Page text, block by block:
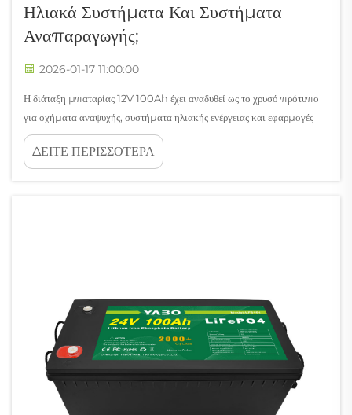
Ηλιακά Συστήματα Και Συστήματα
Αναπαραγωγής;
2026-01-17 11:00:00
Η διάταξη μπαταρίας 12V 100Ah έχει αναδυθεί ως το χρυσό πρότυπο
για οχήματα αναψυχής, συστήματα ηλιακής ενέργειας και εφαρμογές
αναχώρησης σε διάφορους τομείς. Ο συγκεκριμένος συνδυασμός τάσης
και χωρητικότητας παρέχει ένα βέλτιστο ισοζύγιο...
ΔΕΙΤΕ ΠΕΡΙΣΣΟΤΕΡΑ